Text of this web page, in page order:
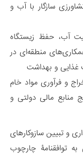
سازگار با آب و
آب، حفظ زیستگاه
منطقه‌ای در
غذایی و بهداشت
و فرآوری مواد خام
مالی دولتی و
و تبیین سازوکارهای
توافقنامۀ چارچوب